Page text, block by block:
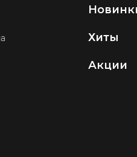
Хиты
Акции